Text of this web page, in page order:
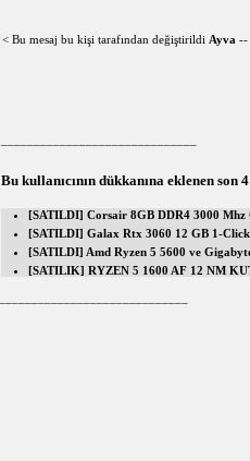
< Bu mesaj bu kişi tarafından değiştirildi Ayva --
Bu kullanıcının dükkanına eklenen son
[SATILDI] Corsair 8GB DDR4 3000
[SATILDI] Galax Rtx 3060 12 GB 1-
[SATILDI] Amd Ryzen 5 5600 ve
[SATILIK] RYZEN 5 1600 AF 12 NM